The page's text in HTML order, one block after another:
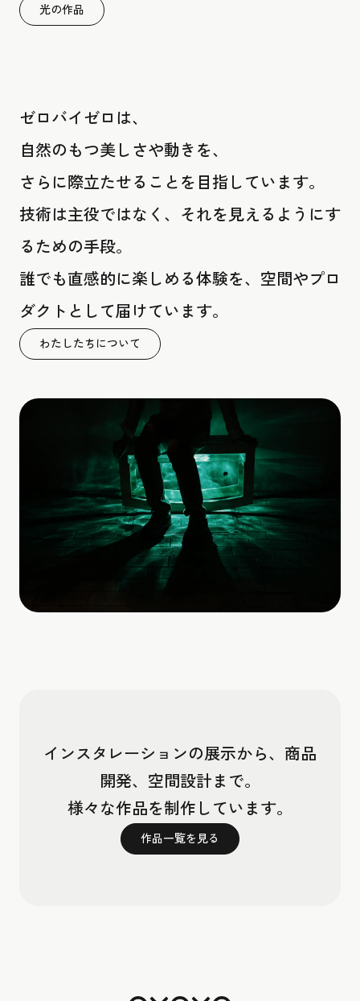
光の作品
ゼロバイゼロは、
自然のもつ美しさや動きを、
さらに際立たせることを目指しています。
技術は主役ではなく、それを見えるようにす
るための手段。
誰でも直感的に楽しめる体験を、空間やプロ
ダクトとして届けています。
わたしたちについて
インスタレーションの展示から、商品
開発、空間設計まで。
様々な作品を制作しています。
作品一覧を見る